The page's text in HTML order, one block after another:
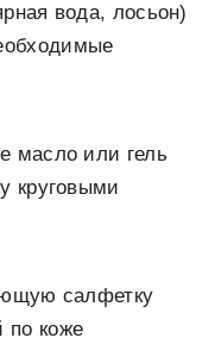
вода, лосьон)
масло или гель
круговыми
салфетку
по коже